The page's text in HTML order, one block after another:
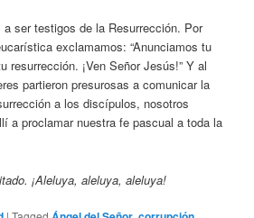
ser testigos de la Resurrección. Por
exclamamos: “Anunciamos tu
resurrección. ¡Ven Señor Jesús!” Y al
partieron presurosas a comunicar la
a los discípulos, nosotros
a proclamar nuestra fe pascual a toda la
¡Aleluya, aleluya, aleluya!